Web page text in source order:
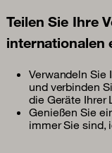
Teilen Sie Ihre
internationalen
Verwandeln Sie
und verbinden
die Geräte Ihrer
Genießen Sie
immer Sie sind,